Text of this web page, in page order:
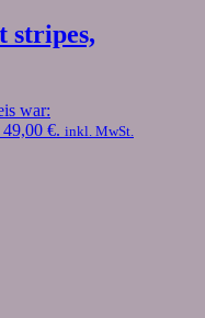
stripes,
war:
€. inkl. MwSt.